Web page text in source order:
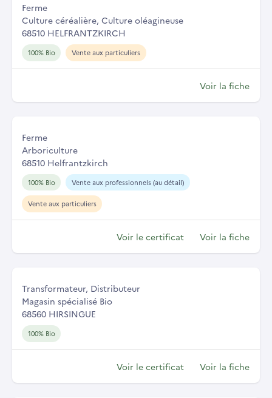
Ferme
Culture céréalière, Culture oléagineuse
68510 HELFRANTZKIRCH
100% Bio Vente aux particuliers
Voir la fiche
Ferme
Arboriculture
68510 Helfrantzkirch
100% Bio Vente aux professionnels (au détail)
Vente aux particuliers
Voir le certificat Voir la fiche
Transformateur, Distributeur
Magasin spécialisé Bio
68560 HIRSINGUE
100% Bio
Voir le certificat Voir la fiche